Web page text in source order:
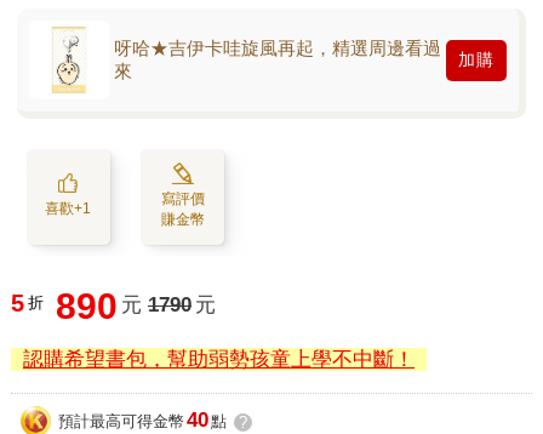
呀哈★吉伊卡哇旋風再起，精選周邊看過
來
加購
喜歡+1
寫評價
賺金幣
5 折 890 元 1790 元
認購希望書包，幫助弱勢孩童上學不中斷！
預計最高可得金幣 40點 ?